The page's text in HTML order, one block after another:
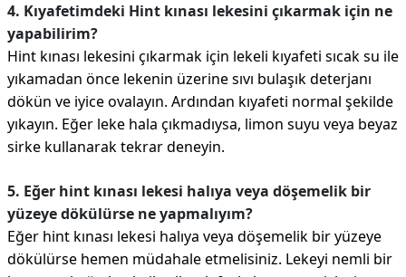
4. Kıyafetimdeki Hint kınası lekesini çıkarmak için ne
yapabilirim?
Hint kınası lekesini çıkarmak için lekeli kıyafeti sıcak su ile
yıkamadan önce lekenin üzerine sıvı bulaşık deterjanı
dökün ve iyice ovalayın. Ardından kıyafeti normal şekilde
yıkayın. Eğer leke hala çıkmadıysa, limon suyu veya beyaz
sirke kullanarak tekrar deneyin.
5. Eğer hint kınası lekesi halıya veya döşemelik bir
yüzeye dökülürse ne yapmalıyım?
Eğer hint kınası lekesi halıya veya döşemelik bir yüzeye
dökülürse hemen müdahale etmelisiniz. Lekeyi nemli bir